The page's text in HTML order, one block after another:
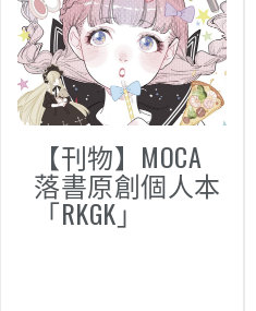
【刊物】MOCA
落書原創個人本
「RKGK」